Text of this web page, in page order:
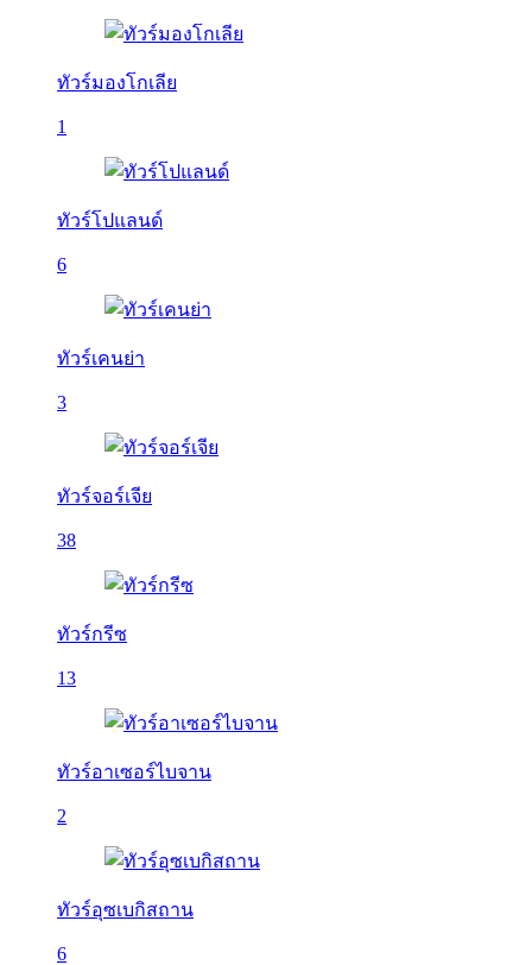
ทัวร์มองโกเลีย
1
ทัวร์โปแลนด์
6
ทัวร์เคนย่า
3
ทัวร์จอร์เจีย
38
ทัวร์กรีซ
13
ทัวร์อาเซอร์ไบจาน
2
ทัวร์อุซเบกิสถาน
6